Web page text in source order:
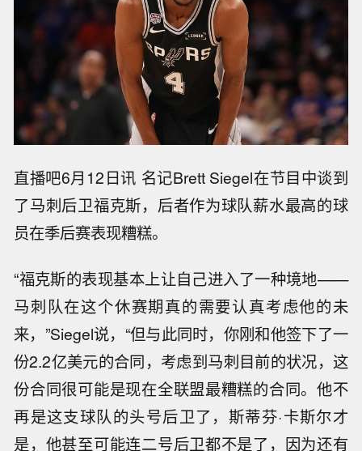
直播吧6月12日讯 名记Brett Siegel在节目中谈到
了马刺后卫福克斯，后者作为球队薪水最高的球
员在季后赛表现糟糕。
“福克斯的表现基本上让自己进入了一种境地——
马刺队在这个休赛期真的需要认真考虑他的未
来，”Siegel说，“但与此同时，你刚和他签下了一
份2.2亿美元的合同，考虑到马刺目前的状况，这
份合同很可能是现在全联盟最糟糕的合同。他不
再是这支球队的头号后卫了，斯蒂芬·卡斯尔才
是，他甚至可能连二号后卫都不是了，因为还有